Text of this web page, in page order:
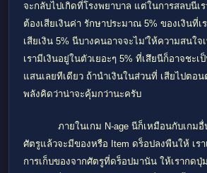
จะกลับไปเกิดที่โรงพยาบาล แต่ในการสลบนีเร
ต้องเสียเงินค่า รักษาประมาณ 5% ของเงินที่
เสียเงิน 5% นีบางคนอาจจะไม'ให้ความสนใจ
เรามีเงินอยู่ในตัวเยอะๆ 5% ที่เสึยนีก็อาจชะ
แสนเลยทีเดียว ถ้านำเงินในส่วนที่ เสียไปตอ
พลังคิดว่าน่าจะคุ้มกว่านะครับ
ภายในเกม N-age นีก็เหมือนกับเกม
ศัตรูแล้วจะมีของหรือ Item ดร็อปลงพืนให้ เร
การเก็บของจากศัตรูที่ดร็อปมานัน ให้เรากดปุ่ม